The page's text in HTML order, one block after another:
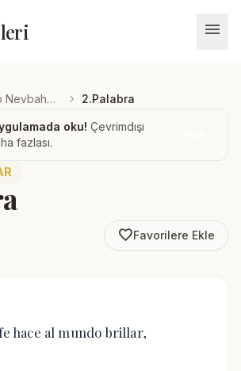
menu
Grup Nevbahar chevron_right 2.Palabra
oku! Çevrimdışı
fazlası.
favorite_borderFavorilere Ekle
hace al mundo brillar,